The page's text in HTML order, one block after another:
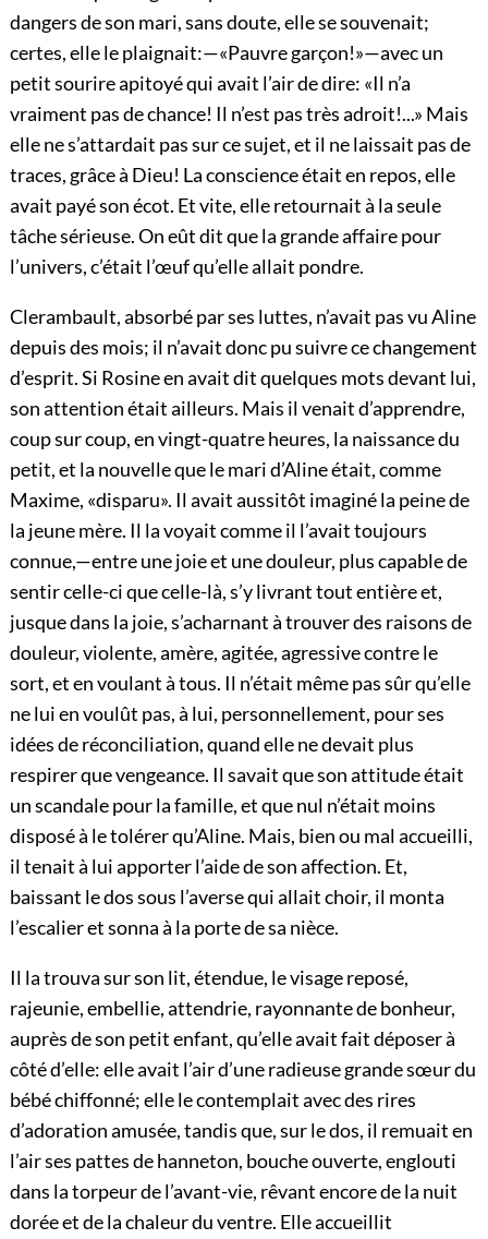
dangers de son mari, sans doute, elle se souvenait;
certes, elle le plaignait:—«Pauvre garçon!»—avec un
petit sourire apitoyé qui avait l’air de dire: «Il n’a
vraiment pas de chance! Il n’est pas très adroit!...» Mais
elle ne s’attardait pas sur ce sujet, et il ne laissait pas de
traces, grâce à Dieu! La conscience était en repos, elle
avait payé son écot. Et vite, elle retournait à la seule
tâche sérieuse. On eût dit que la grande affaire pour
l’univers, c’était l’œuf qu’elle allait pondre.
Clerambault, absorbé par ses luttes, n’avait pas vu Aline
depuis des mois; il n’avait donc pu suivre ce changement
d’esprit. Si Rosine en avait dit quelques mots devant lui,
son attention était ailleurs. Mais il venait d’apprendre,
coup sur coup, en vingt-quatre heures, la naissance du
petit, et la nouvelle que le mari d’Aline était, comme
Maxime, «disparu». Il avait aussitôt imaginé la peine de
la jeune mère. Il la voyait comme il l’avait toujours
connue,—entre une joie et une douleur, plus capable de
sentir celle-ci que celle-là, s’y livrant tout entière et,
jusque dans la joie, s’acharnant à trouver des raisons de
douleur, violente, amère, agitée, agressive contre le
sort, et en voulant à tous. Il n’était même pas sûr qu’elle
ne lui en voulût pas, à lui, personnellement, pour ses
idées de réconciliation, quand elle ne devait plus
respirer que vengeance. Il savait que son attitudeétait
un scandale pour la famille, et que nul n’était moins
disposé à le tolérer qu’Aline. Mais, bien ou mal accueilli,
il tenait à lui apporter l’aide de son affection. Et,
baissant le dos sous l’averse qui allait choir, il monta
l’escalier et sonna à la porte de sa nièce.
Il la trouva sur son lit, étendue, le visage reposé,
rajeunie, embellie, attendrie, rayonnante de bonheur,
auprès de son petit enfant, qu’elle avait fait déposer à
côté d’elle: elle avait l’air d’une radieuse grande sœur du
bébé chiffonné; elle le contemplait avec des rires
d’adoration amusée, tandis que, sur le dos, il remuait en
l’air ses pattes de hanneton, bouche ouverte, englouti
dans la torpeur de l’avant-vie, rêvant encore de la nuit
dorée et de la chaleur du ventre. Elle accueillit